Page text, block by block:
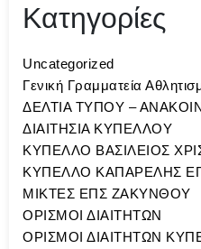
Κατηγορίες
Uncategorized
Γενική Γραμματεία
ΔΕΛΤΙΑ ΤΥΠΟΥ –
ΔΙΑΙΤΗΣΙΑ ΚΥΠΕΛΛΟΥ
ΚΥΠΕΛΛΟ ΒΑΣΙΛΕΙΟΣ
ΚΥΠΕΛΛΟ ΚΑΠΑΡΕΛΗΣ
ΜΙΚΤΕΣ ΕΠΣ ΖΑΚΥΝΘΟΥ
ΟΡΙΣΜΟΙ ΔΙΑΙΤΗΤΩΝ
ΟΡΙΣΜΟΙ ΔΙΑΙΤΗΤΩΝ